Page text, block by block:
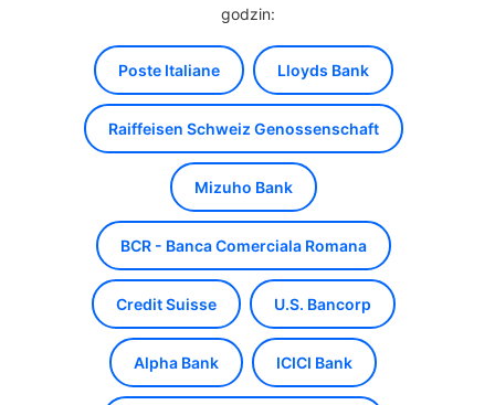
godzin:
Poste Italiane Lloyds Bank
Raiffeisen Schweiz Genossenschaft
Mizuho Bank
BCR - Banca Comerciala Romana
Credit Suisse U.S. Bancorp
Alpha Bank ICICI Bank